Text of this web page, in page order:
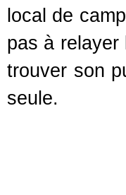
local de
pas à
trouver son
seule.